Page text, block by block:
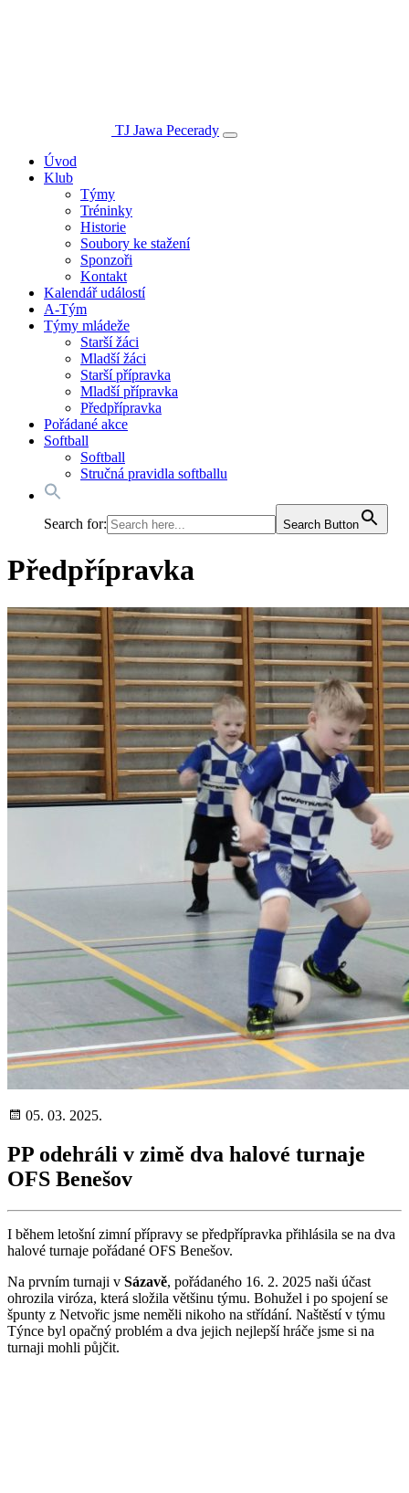
TJ Jawa Pecerady
Úvod
Klub
Týmy
Tréninky
Historie
Soubory ke stažení
Sponzoři
Kontakt
Kalendář událostí
A-Tým
Týmy mládeže
Starší žáci
Mladší žáci
Starší přípravka
Mladší přípravka
Předpřípravka
Pořádané akce
Softball
Softball
Stručná pravidla softballu
Search for: Search Button
Předpřípravka
05. 03. 2025.
PP odehráli v zimě dva halové turnaje
OFS Benešov
I během letošní zimní přípravy se předpřípravka přihlásila se na dva
halové turnaje pořádané OFS Benešov.
Na prvním turnaji v Sázavě, pořádaného 16. 2. 2025 naši účast
ohrozila viróza, která složila většinu týmu. Bohužel i po spojení se
špunty z Netvořic jsme neměli nikoho na střídání. Naštěstí v týmu
Týnce byl opačný problém a dva jejich nejlepší hráče jsme si na
turnaji mohli půjčit.